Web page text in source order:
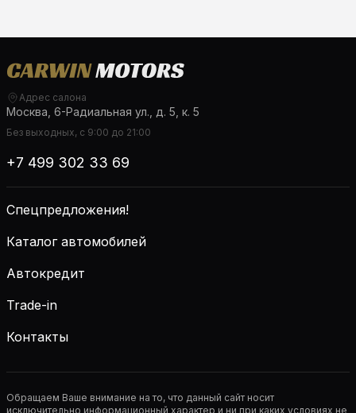
Адрес салона
Москва, 6-Радиальная ул., д. 5, к. 5
Без выходных, с 9:00 до 21:00
+7 499 302 33 69
Спецпредложения!
Каталог автомобилей
Автокредит
Trade-in
Контакты
Обращаем Ваше внимание на то, что данный сайт носит
исключительно информационный характер и ни при каких условиях не